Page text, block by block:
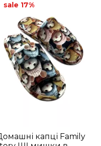
капці Family
sale 17%